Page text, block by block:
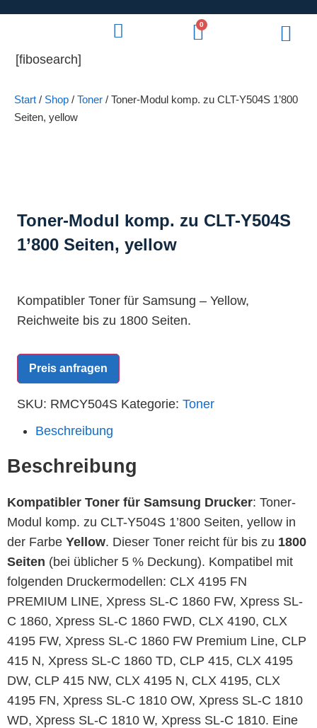
0
[fibosearch]
Start / Shop / Toner / Toner-Modul komp. zu CLT-Y504S 1’800
Seiten, yellow
Toner-Modul komp. zu CLT-Y504S
1’800 Seiten, yellow
Kompatibler Toner für Samsung – Yellow,
Reichweite bis zu 1800 Seiten.
Preis anfragen
SKU: RMCY504S Kategorie: Toner
Beschreibung
Beschreibung
Kompatibler Toner für Samsung Drucker: Toner-
Modul komp. zu CLT-Y504S 1’800 Seiten, yellow in
der Farbe Yellow. Dieser Toner reicht für bis zu 1800
Seiten (bei üblicher 5 % Deckung). Kompatibel mit
folgenden Druckermodellen: CLX 4195 FN
PREMIUM LINE, Xpress SL-C 1860 FW, Xpress SL-
C 1860, Xpress SL-C 1860 FWD, CLX 4190, CLX
4195 FW, Xpress SL-C 1860 FW Premium Line, CLP
415 N, Xpress SL-C 1860 TD, CLP 415, CLX 4195
DW, CLP 415 NW, CLX 4195 N, CLX 4195, CLX
4195 FN, Xpress SL-C 1810 OW, Xpress SL-C 1810
WD, Xpress SL-C 1810 W, Xpress SL-C 1810. Eine